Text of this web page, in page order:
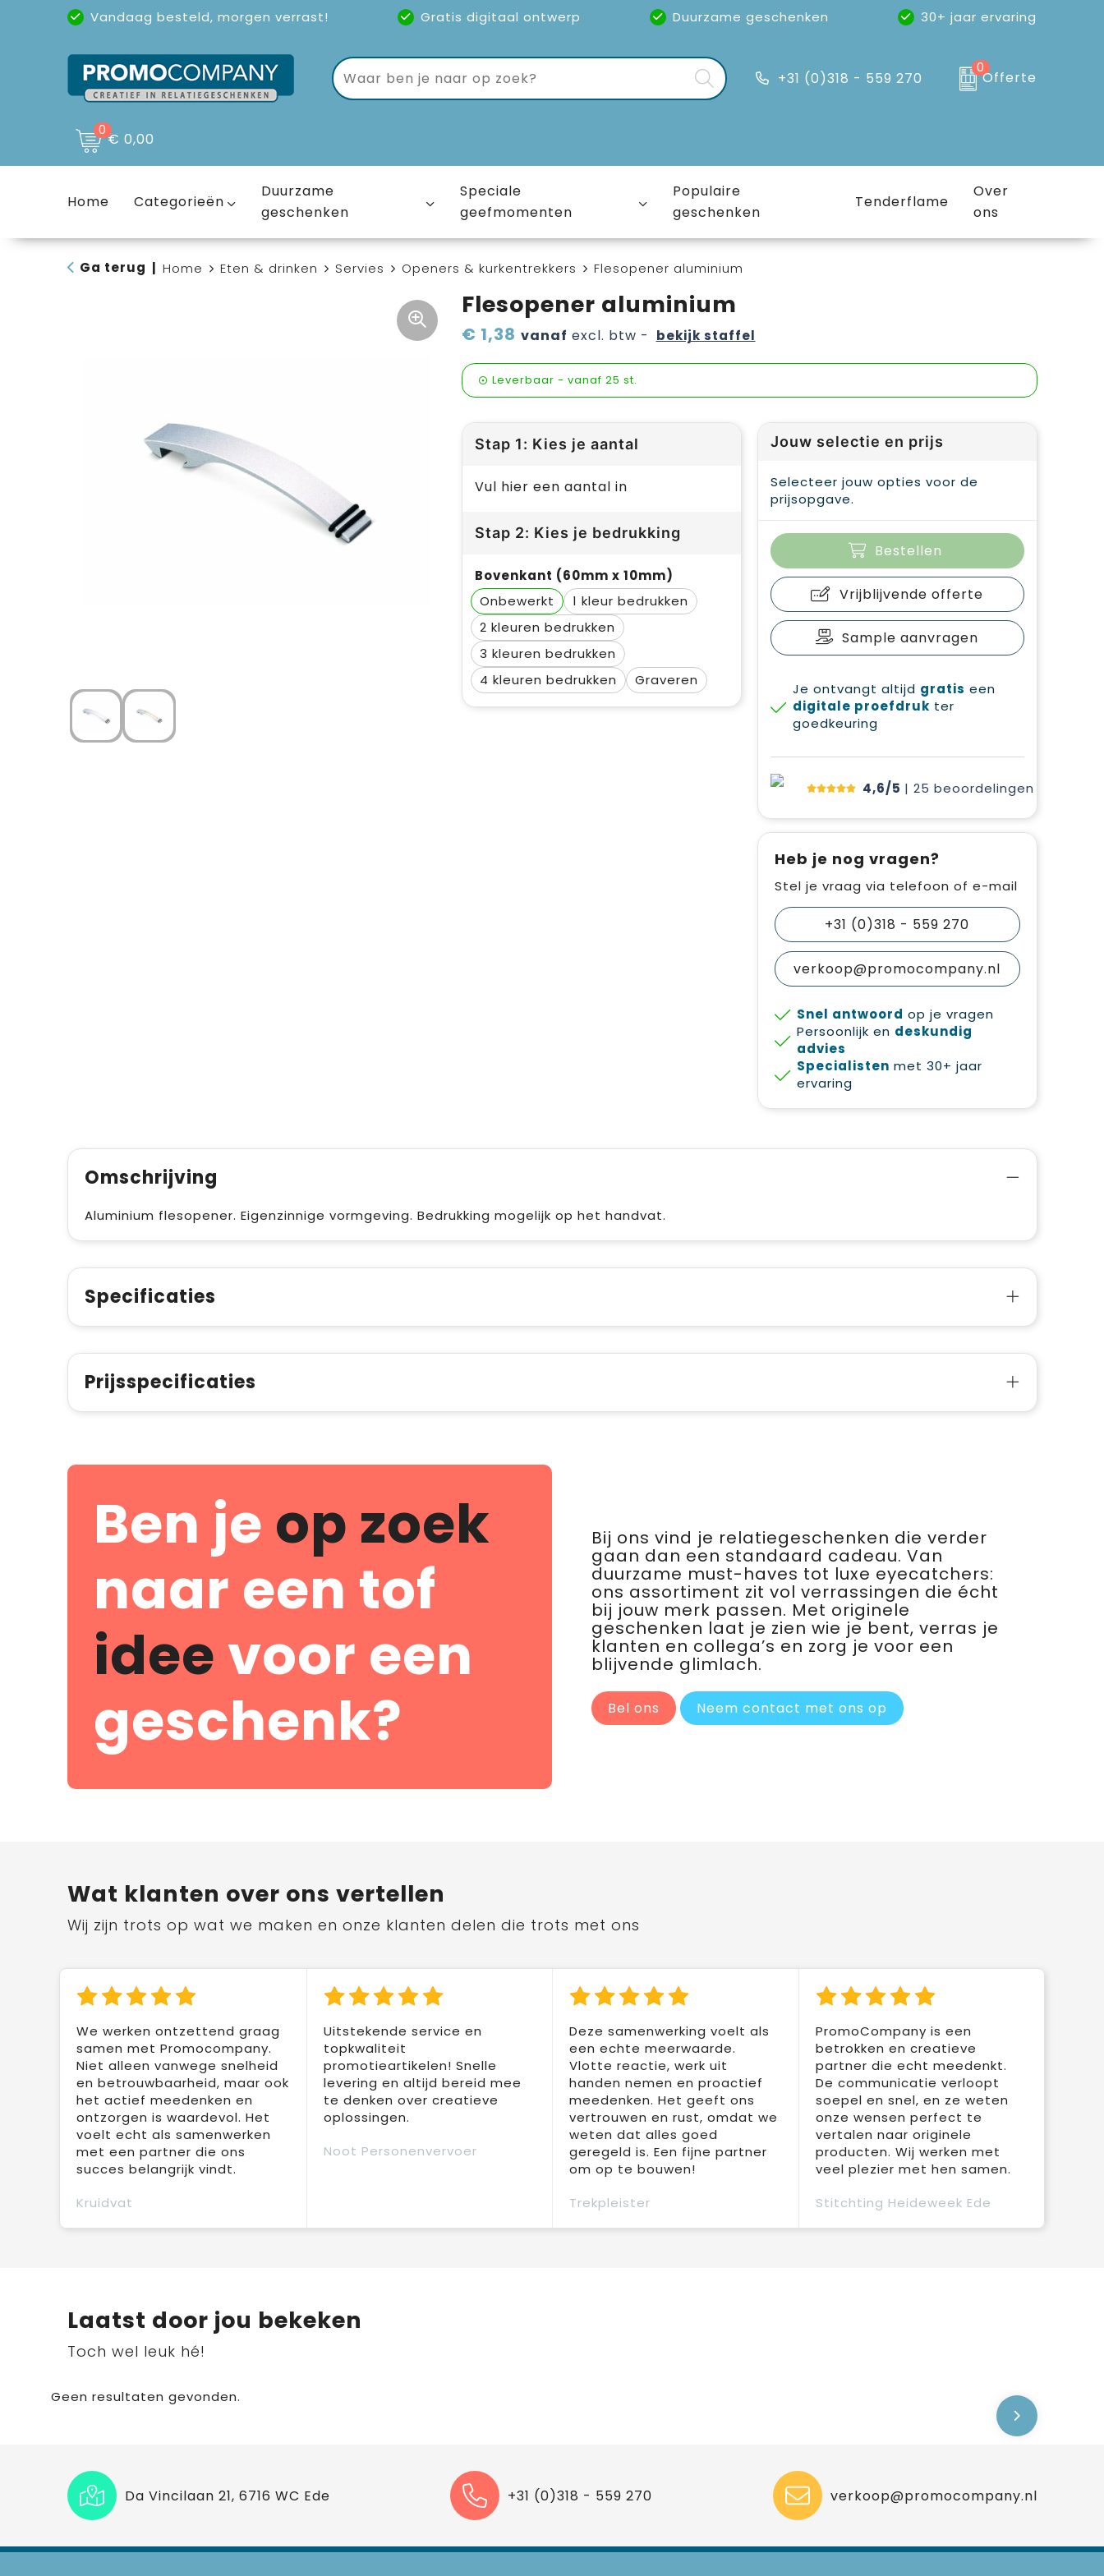
Vandaag besteld, morgen verrast! Gratis digitaal ontwerp Duurzame geschenken
30+ jaar ervaring
Uitstekende reviews(4,6/5)
+31 (0)318 - 559 270
0
Offerte
0€ 0,00
Home Categorieën
Duurzame
geschenken
Speciale
geefmomenten
Populaire
geschenken
Tenderflame
Over
ons
Ga terug Home Eten & drinken Servies Openers & kurkentrekkers Flesopener aluminium
Flesopener aluminium
€ 1,38 vanaf excl. btw - bekijk staffel
Leverbaar - vanaf 25 st.
Stap 1: Kies je aantal
Vul hier een aantal in
Stap 2: Kies je bedrukking
Bovenkant (60mm x 10mm)
Onbewerkt
1
2
3
4
Graveren
Jouw selectie en prijs
Selecteer jouw opties voor de
prijsopgave.
Bestellen
Vrijblijvende offerte
Sample aanvragen
Je ontvangt altijd gratis een
digitale proefdruk ter
goedkeuring
4,6/5 | 25 beoordelingen
Heb je nog vragen?
Stel je vraag via telefoon of e-mail
+31 (0)318 - 559 270
verkoop@promocompany.nl
Snel antwoord op je vragen
Persoonlijk en deskundig
advies
Specialisten met 30+ jaar
ervaring
Omschrijving
Aluminium flesopener. Eigenzinnige vormgeving. Bedrukking mogelijk op het handvat.
Specificaties
Prijsspecificaties
Ben je op zoek
naar een tof
ideevoor een
geschenk?
Bij ons vind je relatiegeschenken die verder
gaan dan een standaard cadeau. Van
duurzame must-haves tot luxe eyecatchers:
ons assortiment zit vol verrassingen die écht
bij jouw merk passen. Met originele
geschenken laat je zien wie je bent, verras je
klanten en collega’s en zorg je voor een
blijvende glimlach.
Bel ons Neem contact met ons op
Wat klanten over ons vertellen
Wij zijn trots op wat we maken en onze klanten delen die trots met ons
We werken ontzettend graag
samen met Promocompany.
Niet alleen vanwege snelheid
en betrouwbaarheid, maar ook
het actief meedenken en
ontzorgen is waardevol. Het
voelt echt als samenwerken
met een partner die ons
succes belangrijk vindt.
Kruidvat
Uitstekende service en
topkwaliteit
promotieartikelen! Snelle
levering en altijd bereid mee
te denken over creatieve
oplossingen.
Noot Personenvervoer
Deze samenwerking voelt als
een echte meerwaarde.
Vlotte reactie, werk uit
handen nemen en proactief
meedenken. Het geeft ons
vertrouwen en rust, omdat we
weten dat alles goed
geregeld is. Een fijne partner
om op te bouwen!
Trekpleister
PromoCompany is een
betrokken en creatieve
partner die echt meedenkt.
De communicatie verloopt
soepel en snel, en ze weten
onze wensen perfect te
vertalen naar originele
producten. Wij werken met
veel plezier met hen samen.
Stitchting Heideweek Ede
Laatst door jou bekeken
Toch wel leuk hé!
Geen resultaten gevonden.
Da Vincilaan 21, 6716 WC Ede +31 (0)318 - 559 270 verkoop@promocompany.nl